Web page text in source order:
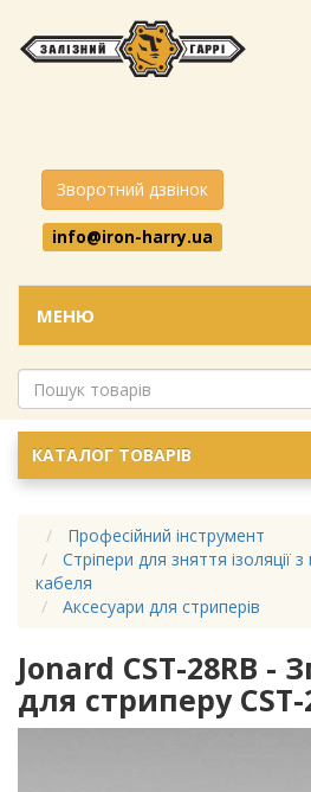
Зворотний дзвінок
info@iron-harry.ua
МЕНЮ
КАТАЛОГ ТОВАРІВ
Професійний інструмент
Стріпери для зняття ізоляції
кабеля
Аксесуари для стриперів
Jonard CST-28RB -
для стриперу CST-